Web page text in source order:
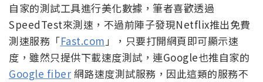
自家的測試工具進行美化數據，筆者喜歡透過
SpeedTest來測速，不過前陣子發現Netflix推出免費
測速服務「Fast.com」，只要打開網頁即可顯示速
度，雖然只提供下載速度測試，連Google也推自家的
Google fiber 網路速度測試服務，因此這類的服務不